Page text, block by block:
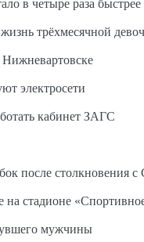
в четыре раза быстрее
трёхмесячной
электросети
кабинет ЗАГС
после столкновения с
на стадионе
мужчины